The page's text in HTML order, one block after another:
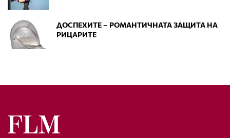
ДОСПЕХИТЕ – РОМАНТИЧНАТА ЗАЩИТА НА
РИЦАРИТЕ